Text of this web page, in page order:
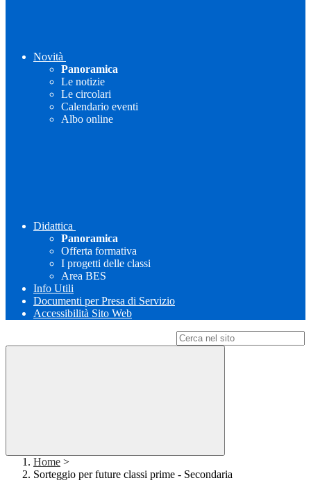
Novità
Panoramica
Le notizie
Le circolari
Calendario eventi
Albo online
Didattica
Panoramica
Offerta formativa
I progetti delle classi
Area BES
Info Utili
Documenti per Presa di Servizio
Accessibilità Sito Web
Home >
Sorteggio per future classi prime - Secondaria